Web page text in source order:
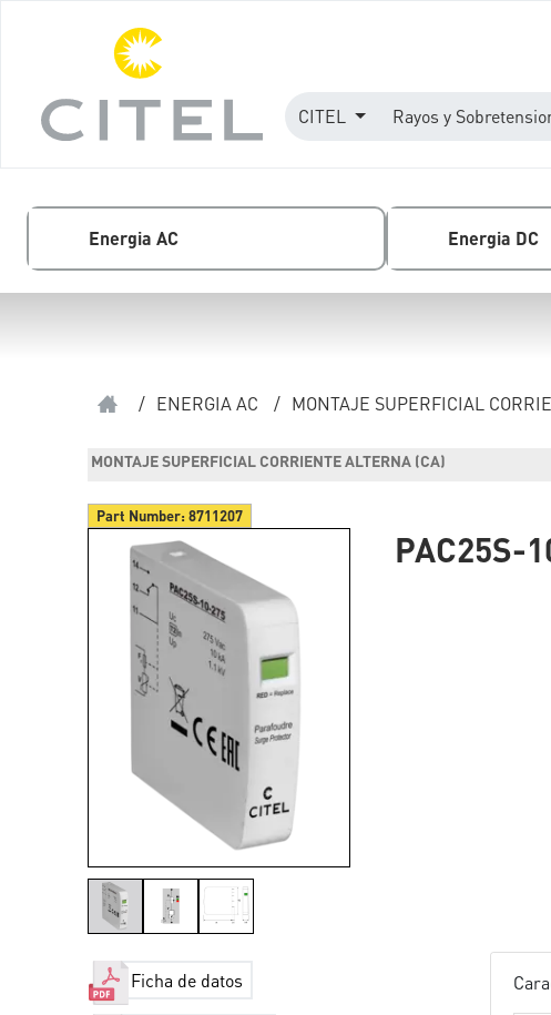
CITEL Rayos y
Energia AC Energia DC
/ ENERGIA AC / MONTAJE SUPERFICIAL
MONTAJE SUPERFICIAL CORRIENTE ALTERNA (CA)
Part Number:8711207
PAC25S-
Ficha de datos